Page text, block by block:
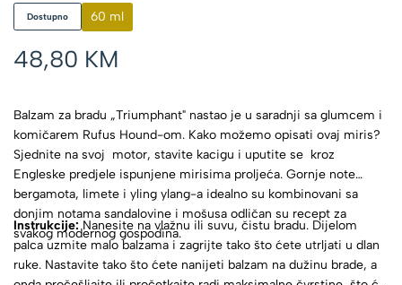
Dostupno 60 ml
48,80 KM
Balzam za bradu „Triumphant" nastao je u saradnji sa glumcem i
komičarem Rufus Hound-om. Kako možemo opisati ovaj miris?
Sjednite na svoj motor, stavite kacigu i uputite se kroz
Engleske predjele ispunjene mirisima proljeća. Gornje note
bergamota, limete i yling ylang-a idealno su kombinovani sa
donjim notama sandalovine i mošusa odličan su recept za
svakog modernog gospodina.
Instrukcije:Nanesite na vlažnu ili suvu, čistu bradu. Dijelom
palca uzmite malo balzama i zagrijte tako što ćete utrljati u dlan
ruke. Nastavite tako što ćete nanijeti balzam na dužinu brade, a